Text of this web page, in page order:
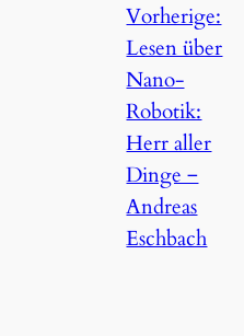
Vorherige:
Lesen über
Nano-
Robotik:
Herr aller
Dinge ‒
Andreas
Eschbach